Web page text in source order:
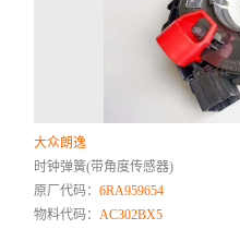
大众朗逸
时钟弹簧(带角度传感器)
原厂代码：6RA959654
物料代码：AC302BX5